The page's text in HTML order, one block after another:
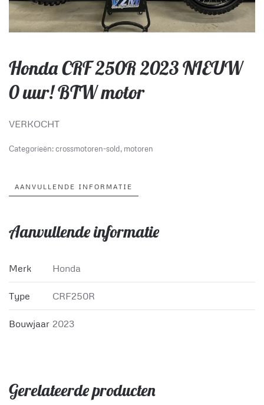
Honda CRF 250R 2023 NIEUW
0 uur! BTW motor
VERKOCHT
Categorieën:crossmotoren-sold, motoren
AANVULLENDE INFORMATIE
Aanvullende informatie
Merk Honda
Type CRF250R
Bouwjaar 2023
Gerelateerde producten